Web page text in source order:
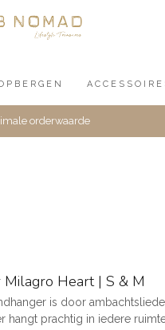
orderwaarde
Heart | S & M
is door
hangt prachtig in iedere